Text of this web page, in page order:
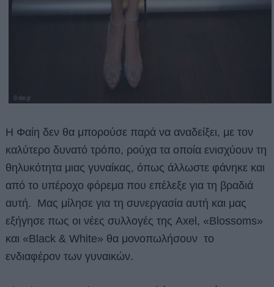
Η Φαίη δεν θα μπορούσε παρά να αναδείξει, με τον
καλύτερο δυνατό τρόπο, ρούχα τα οποία ενισχύουν τη
θηλυκότητα μιας γυναίκας, όπως άλλωστε φάνηκε και
από το υπέροχο φόρεμα που επέλεξε για τη βραδιά
αυτή. Mας μίλησε για τη συνεργασία αυτή και μας
εξήγησε πως οι νέες συλλογές της Axel, «Blossoms»
και «Black & White» θα μονοπωλήσουν το
ενδιαφέρον των γυναικών.